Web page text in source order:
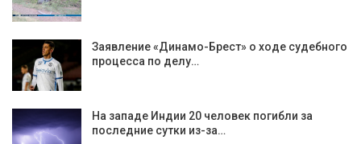
Заявление «Динамо-Брест» о ходе судебного
процесса по делу…
На западе Индии 20 человек погибли за
последние сутки из-за…